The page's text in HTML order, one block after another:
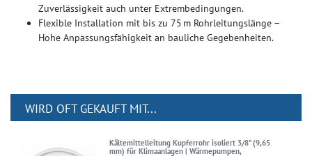
Zuverlässigkeit auch unter Extrembedingungen.
Flexible Installation mit bis zu 75 m Rohrleitungslänge –
Hohe Anpassungsfähigkeit an bauliche Gegebenheiten.
WIRD OFT GEKAUFT MIT...
Kältemittelleitung Kupferrohr isoliert 3/8" (9,65
mm) für Klimaanlagen | Wärmepumpen,